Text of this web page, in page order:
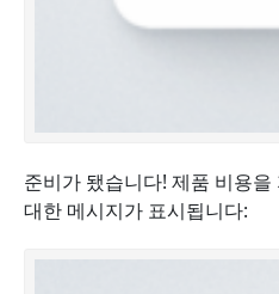
준비가 됐습니다! 제품 비용
대한 메시지가 표시됩니다: